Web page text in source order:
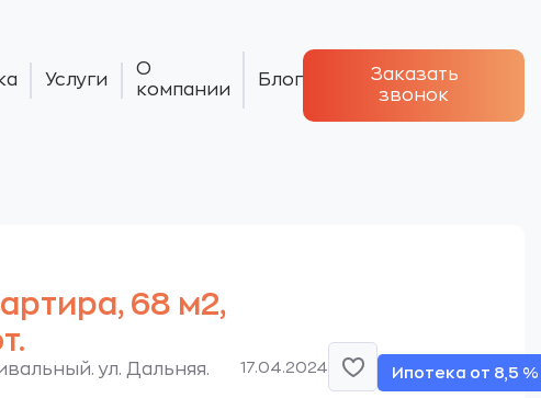
Услуги
О
компании
Блог
Заказать
звонок
68 м2,
ул. Дальняя. 17.04.2024 Ипотека от 8,5 %